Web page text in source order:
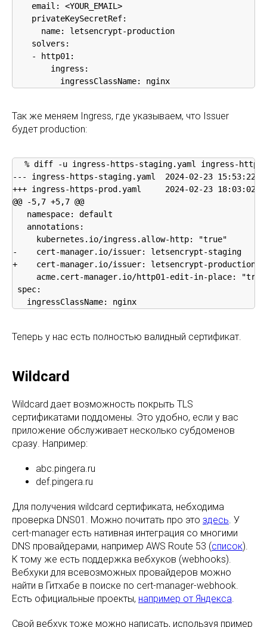
    email: <YOUR_EMAIL>
    privateKeySecretRef:
      name: letsencrypt-production
    solvers:
    - http01:
        ingress:
          ingressClassName: nginx
Так же меняем Ingress, где указываем, что Issuer
будет production:
% diff -u ingress-https-staging.yaml ingress-
--- ingress-https-staging.yaml	2024-02-23 15:53:22
+++ ingress-https-prod.yaml	2024-02-23 18:03:02
@@ -5,7 +5,7 @@
   namespace: default
   annotations:
     kubernetes.io/ingress.allow-http: "true"
-    cert-manager.io/issuer: letsencrypt-staging
+    cert-manager.io/issuer: letsencrypt-production
acme.cert-manager.io/http01-edit-in-place:
spec:
   ingressClassName: nginx
Теперь у нас есть полностью валидный сертификат.
Wildcard
Wildcard дает возможность покрыть TLS
сертификатами поддомены. Это удобно, если у вас
приложение обслуживает несколько субдоменов
сразу. Например:
abc.pingera.ru
def.pingera.ru
Для получения wildcard сертификата, небходима
проверка DNS01. Можно почитать про это здесь. У
cert-manager есть нативная интеграция со многими
DNS провайдерами, например AWS Route 53 (список).
К тому же есть поддержка вебхуков (webhooks).
Вебхуки для всевозможных провайдеров можно
найти в Гитхабе в поиске по cert-manager-webhook.
Есть официальные проекты, например от Яндекса.
Свой вебхук тоже можно написать, используя пример